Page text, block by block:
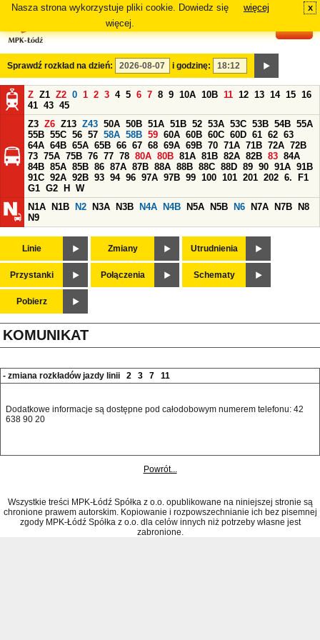
Nasza strona wykorzystuje pliki cookie. Dowiedz się
więcej.
więcej x
Sprawdź rozkład na dzień: i godzinę:
Z Z1 Z2 0 1 2 3 4 5 6 7 8 9 10A 10B 11 12 13 14 15 16
41 43 45
Z3 Z6 Z13 Z43 50A 50B 51A 51B 52 53A 53C 53B 54B 55A
55B 55C 56 57 58A 58B 59 60A 60B 60C 60D 61 62 63
64A 64B 65A 65B 66 67 68 69A 69B 70 71A 71B 72A 72B
73 75A 75B 76 77 78 80A 80B 81A 81B 82A 82B 83 84A
84B 85A 85B 86 87A 87B 88A 88B 88C 88D 89 90 91A 91B
91C 92A 92B 93 94 96 97A 97B 99 100 101 201 202 6.
F1
G1 G2 H
W
N1A
N1B N2 N3A N3B N4A N4B N5A N5B N6 N7A N7B
N8
N9
Linie Zmiany Utrudnienia
Przystanki Połączenia Schematy
Pobierz
KOMUNIKAT
- zmiana rozkładów jazdy linii 2 3 7 11
Dodatkowe informacje są dostępne pod całodobowym numerem telefonu: 42
638 90 20
Powrót...
Wszystkie treści MPK-Łódź Spółka z o.o. opublikowane na niniejszej stronie są
chronione prawem autorskim. Kopiowanie i rozpowszechnianie ich bez pisemnej
zgody MPK-Łódź Spółka z o.o. dla celów innych niż potrzeby własne jest
zabronione.